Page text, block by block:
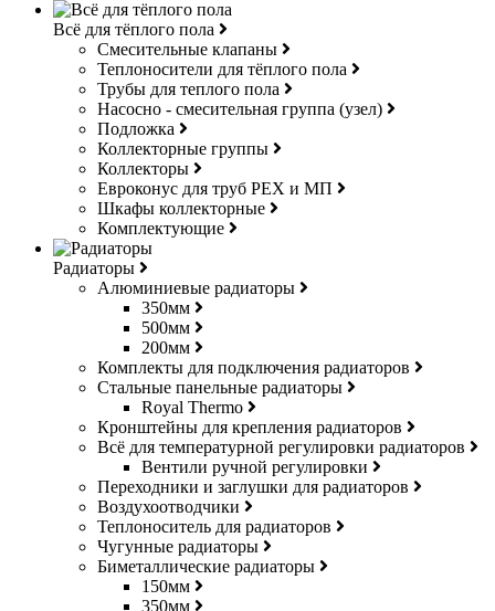
Всё для тёплого пола
Смесительные клапаны
Теплоносители для тёплого пола
Трубы для теплого пола
Насосно - смесительная группа (узел)
Подложка
Коллекторные группы
Коллекторы
Евроконус для труб РЕХ и МП
Шкафы коллекторные
Комплектующие
Радиаторы
Алюминиевые радиаторы
350мм
500мм
200мм
Комплекты для подключения радиаторов
Стальные панельные радиаторы
Royal Thermo
Кронштейны для крепления радиаторов
Всё для температурной регулировки радиаторов
Вентили ручной регулировки
Переходники и заглушки для радиаторов
Воздухоотводчики
Теплоноситель для радиаторов
Чугунные радиаторы
Биметаллические радиаторы
150мм
350мм